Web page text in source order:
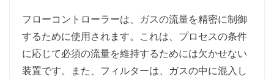
フローコントローラーは、ガスの流量を精密に制御
するために使用されます。これは、プロセスの条件
に応じて必須の流量を維持するためには欠かせない
装置です。また、フィルターは、ガスの中に混入し